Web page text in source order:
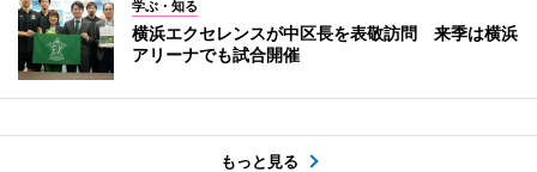
学ぶ・知る
横浜エクセレンスが中区長を表敬訪問 来季は横浜
アリーナでも試合開催
もっと見る